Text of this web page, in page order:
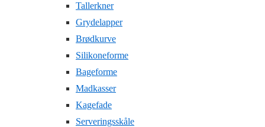
Tallerkner
Grydelapper
Brødkurve
Silikoneforme
Bageforme
Madkasser
Kagefade
Serveringsskåle